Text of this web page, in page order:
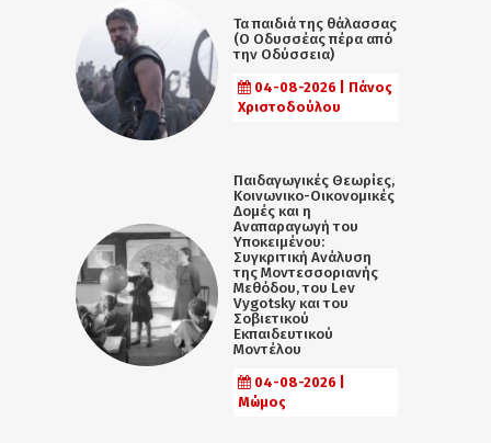
Τα παιδιά της θάλασσας
(Ο Οδυσσέας πέρα από
την Οδύσσεια)
04-08-2026 | Πάνος
Χριστοδούλου
Παιδαγωγικές Θεωρίες,
Κοινωνικο-Οικονομικές
Δομές και η
Αναπαραγωγή του
Υποκειμένου:
Συγκριτική Ανάλυση
της Μοντεσσοριανής
Μεθόδου, του Lev
Vygotsky και του
Σοβιετικού
Εκπαιδευτικού
Μοντέλου
04-08-2026 |
Μώμος